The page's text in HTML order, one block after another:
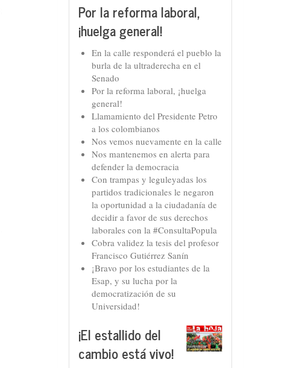
Por la reforma laboral,
¡huelga general!
En la calle responderá el pueblo la
burla de la ultraderecha en el
Senado
Por la reforma laboral, ¡huelga
general!
Llamamiento del Presidente Petro
a los colombianos
Nos vemos nuevamente en la calle
Nos mantenemos en alerta para
defender la democracia
Con trampas y leguleyadas los
partidos tradicionales le negaron
la oportunidad a la ciudadanía de
decidir a favor de sus derechos
laborales con la #ConsultaPopula
Cobra validez la tesis del profesor
Francisco Gutiérrez Sanín
¡Bravo por los estudiantes de la
Esap, y su lucha por la
democratización de su
Universidad!
¡El estallido del
cambio está vivo!